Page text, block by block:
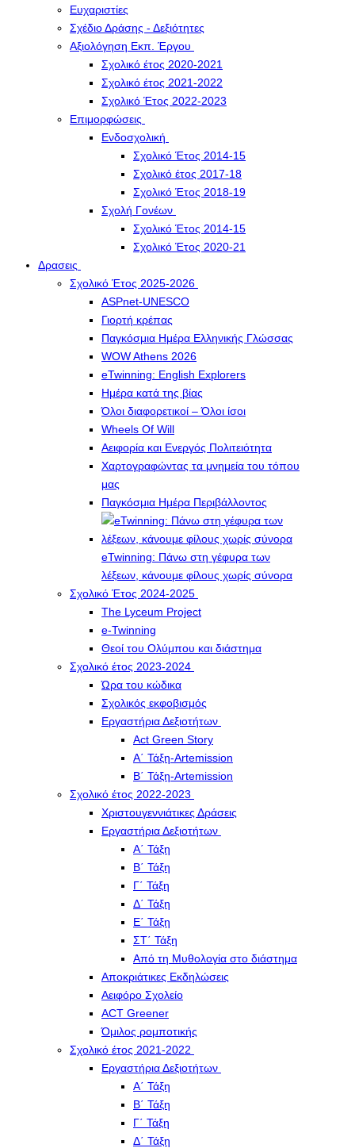
Ευχαριστίες
Σχέδιο Δράσης - Δεξιότητες
Αξιολόγηση Εκπ. Έργου
Σχολικό έτος 2020-2021
Σχολικό έτος 2021-2022
Σχολικό Έτος 2022-2023
Επιμορφώσεις
Ενδοσχολική
Σχολικό Έτος 2014-15
Σχολικό έτος 2017-18
Σχολικό Έτος 2018-19
Σχολή Γονέων
Σχολικό Έτος 2014-15
Σχολικό Έτος 2020-21
Δρασεις
Σχολικό Έτος 2025-2026
ASPnet-UNESCO
Γιορτή κρέπας
Παγκόσμια Ημέρα Ελληνικής Γλώσσας
WOW Athens 2026
eTwinning: English Explorers
Ημέρα κατά της βίας
Όλοι διαφορετικοί – Όλοι ίσοι
Wheels Of Will
Αειφορία και Ενεργός Πολιτειότητα
Χαρτογραφώντας τα μνημεία του τόπου
μας
Παγκόσμια Ημέρα Περιβάλλοντος
eTwinning: Πάνω στη γέφυρα των
λέξεων, κάνουμε φίλους χωρίς σύνορα
Σχολικό Έτος 2024-2025
The Lyceum Project
e-Twinning
Θεοί του Ολύμπου και διάστημα
Σχολικό έτος 2023-2024
Ώρα του κώδικα
Σχολικός εκφοβισμός
Εργαστήρια Δεξιοτήτων
Act Green Story
Α΄ Τάξη-Artemission
Β΄ Τάξη-Artemission
Σχολικό έτος 2022-2023
Χριστουγεννιάτικες Δράσεις
Εργαστήρια Δεξιοτήτων
Α΄ Τάξη
Β΄ Τάξη
Γ΄ Τάξη
Δ΄ Τάξη
Ε΄ Τάξη
ΣΤ΄ Τάξη
Από τη Μυθολογία στο διάστημα
Αποκριάτικες Εκδηλώσεις
Αειφόρο Σχολείο
ACT Greener
Όμιλος ρομποτικής
Σχολικό έτος 2021-2022
Εργαστήρια Δεξιοτήτων
Α΄ Τάξη
Β΄ Τάξη
Γ΄ Τάξη
Δ΄ Τάξη